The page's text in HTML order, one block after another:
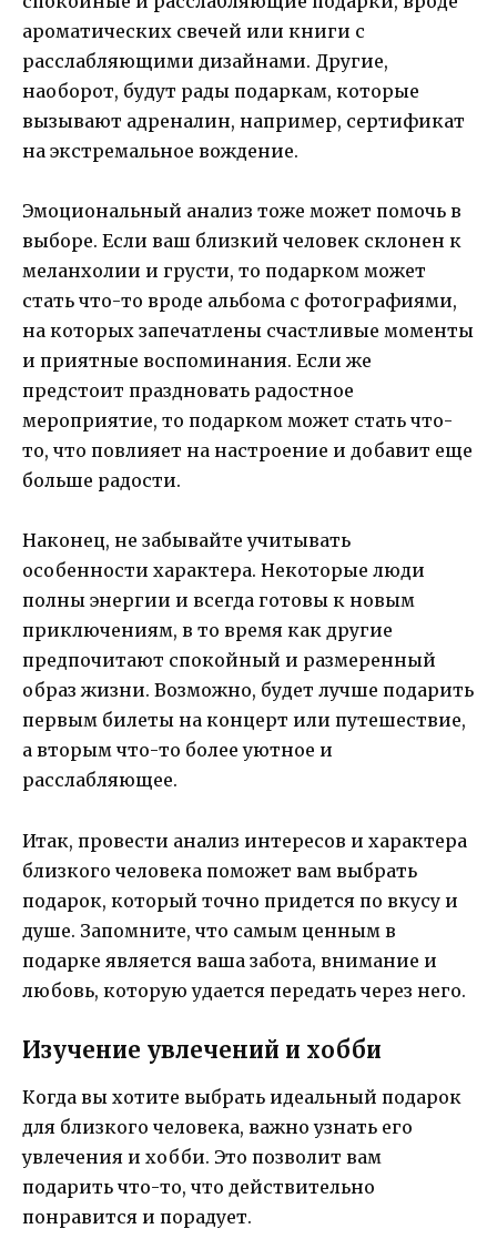
ароматических свечей или книги с
расслабляющими дизайнами. Другие,
наоборот, будут рады подаркам, которые
вызывают адреналин, например, сертификат
на экстремальное вождение.
Эмоциональный анализ тоже может помочь в
выборе. Если ваш близкий человек склонен к
меланхолии и грусти, то подарком может
стать что-то вроде альбома с фотографиями,
на которых запечатлены счастливые моменты
и приятные воспоминания. Если же
предстоит праздновать радостное
мероприятие, то подарком может стать что-
то, что повлияет на настроение и добавит еще
больше радости.
Наконец, не забывайте учитывать
особенности характера. Некоторые люди
полны энергии и всегда готовы к новым
приключениям, в то время как другие
предпочитают спокойный и размеренный
образ жизни. Возможно, будет лучше подарить
первым билеты на концерт или путешествие,
а вторым что-то более уютное и
расслабляющее.
Итак, провести анализ интересов и характера
близкого человека поможет вам выбрать
подарок, который точно придется по вкусу и
душе. Запомните, что самым ценным в
подарке является ваша забота, внимание и
любовь, которую удается передать через него.
Изучение увлечений и хобби
Когда вы хотите выбрать идеальный подарок
для близкого человека, важно узнать его
увлечения и хобби. Это позволит вам
подарить что-то, что действительно
понравится и порадует.